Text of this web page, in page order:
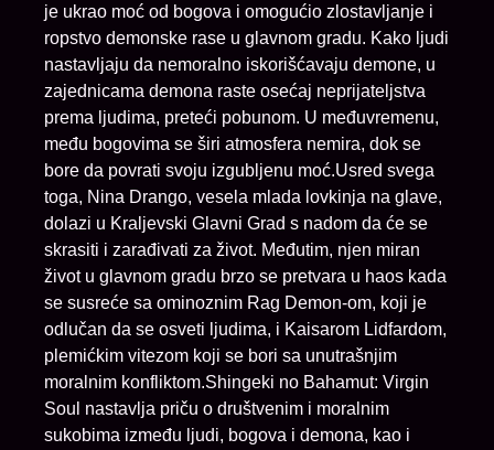
je ukrao moć od bogova i omogućio zlostavljanje i
ropstvo demonske rase u glavnom gradu. Kako ljudi
nastavljaju da nemoralno iskorišćavaju demone, u
zajednicama demona raste osećaj neprijateljstva
prema ljudima, preteći pobunom. U međuvremenu,
među bogovima se širi atmosfera nemira, dok se
bore da povrati svoju izgubljenu moć.Usred svega
toga, Nina Drango, vesela mlada lovkinja na glave,
dolazi u Kraljevski Glavni Grad s nadom da će se
skrasiti i zarađivati za život. Međutim, njen miran
život u glavnom gradu brzo se pretvara u haos kada
se susreće sa ominoznim Rag Demon-om, koji je
odlučan da se osveti ljudima, i Kaisarom Lidfardom,
plemićkim vitezom koji se bori sa unutrašnjim
moralnim konfliktom.Shingeki no Bahamut: Virgin
Soul nastavlja priču o društvenim i moralnim
sukobima između ljudi, bogova i demona, kao i